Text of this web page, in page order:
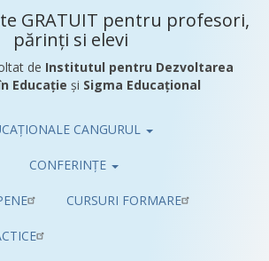
GRATUIT pentru profesori,
părinți si elevi
de Institutul pentru Dezvoltarea
Educație și Sigma Educațional
CANGURUL
CONFERINȚE
CURSURI FORMARE